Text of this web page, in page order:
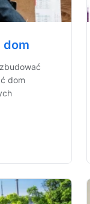
dom
dom